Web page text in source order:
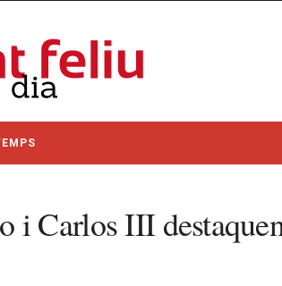
Carlos III